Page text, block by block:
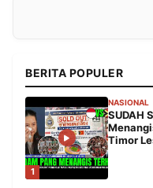
BERITA POPULER
1
NASIONAL
SUDAH
Timor